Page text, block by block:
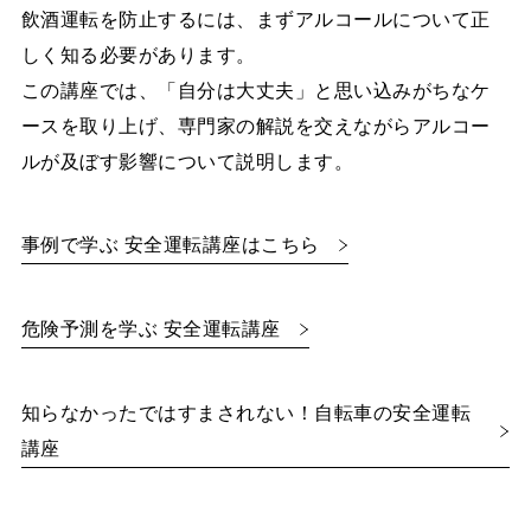
飲酒運転を防止するには、まずアルコールについて正
しく知る必要があります。
この講座では、「自分は大丈夫」と思い込みがちなケ
ースを取り上げ、専門家の解説を交えながらアルコー
ルが及ぼす影響について説明します。
事例で学ぶ 安全運転講座はこちら
危険予測を学ぶ 安全運転講座
知らなかったではすまされない！自転車の安全運転
講座